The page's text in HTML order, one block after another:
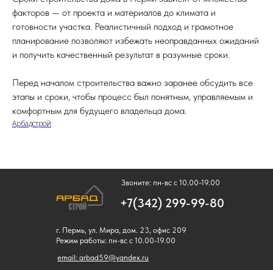
факторов — от проекта и материалов до климата и
готовности участка. Реалистичный подход и грамотное
планирование позволяют избежать неоправданных ожиданий
и получить качественный результат в разумные сроки.
Перед началом строительства важно заранее обсудить все
этапы и сроки, чтобы процесс был понятным, управляемым и
комфортным для будущего владельца дома.
Арбадстрой
Звоните: пн-вс с 10.00-19.00
+7(342) 299-99-80
г. Пермь, ул. Мира, дом. 23, офис 209
Режим работы: пн-вс с 10.00-19.00
email: arbad59@yandex.ru